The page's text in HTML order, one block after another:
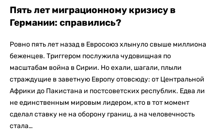
Пять лет миграционному кризису в
Германии: справились?
Ровно пять лет назад в Евросоюз хлынуло свыше миллиона
беженцев. Триггером послужила чудовищная по
масштабам война в Сирии. Но ехали, шагали, плыли
страждущие в заветную Европу отовсюду: от Центральной
Африки до Пакистана и постсоветских республик. Едва ли
не единственным мировым лидером, кто в тот момент
сделал ставку не на оборону границ, а на человечность
стала…